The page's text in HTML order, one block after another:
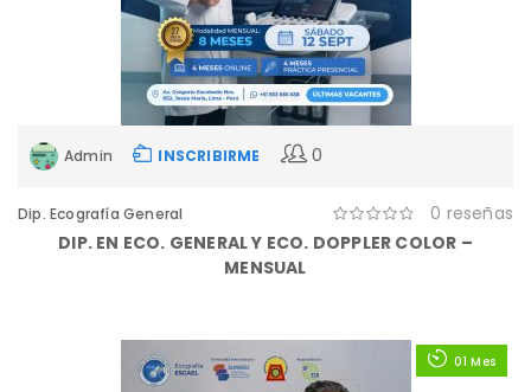
Admin INSCRIBIRME 0
Dip. Ecografía General
0 reseñas
DIP. EN ECO. GENERAL Y ECO. DOPPLER COLOR –
MENSUAL
01 Mes